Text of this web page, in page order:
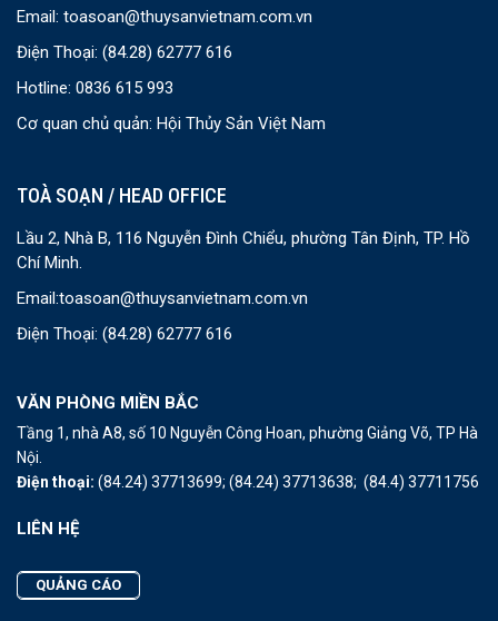
Email: toasoan@thuysanvietnam.com.vn
Điện Thoại: (84.28) 62777 616
Hotline: 0836 615 993
Cơ quan chủ quản: Hội Thủy Sản Việt Nam
TOÀ SOẠN / HEAD OFFICE
Lầu 2, Nhà B, 116 Nguyễn Đình Chiểu, phường Tân Định, TP. Hồ
Chí Minh.
Email:toasoan@thuysanvietnam.com.vn
Điện Thoại: (84.28) 62777 616
VĂN PHÒNG MIỀN BẮC
Tầng 1, nhà A8, số 10 Nguyễn Công Hoan, phường Giảng Võ, TP Hà
Nội.
Điện thoại: (84.24) 37713699; (84.24) 37713638; (84.4) 37711756
LIÊN HỆ
QUẢNG CÁO